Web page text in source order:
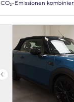
CO₂-Emissionen